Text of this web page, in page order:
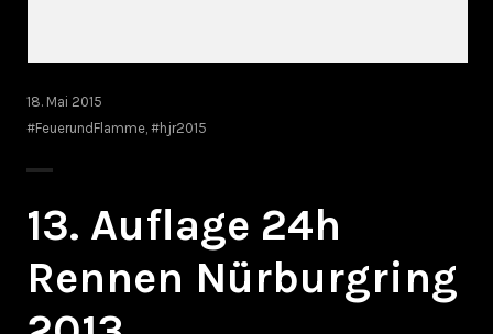
18. Mai 2015
#FeuerundFlamme, #hjr2015
13. Auflage 24h
Rennen Nürburgring